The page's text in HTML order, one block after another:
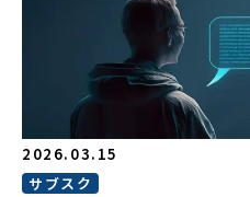
2026.03.15
サブスク